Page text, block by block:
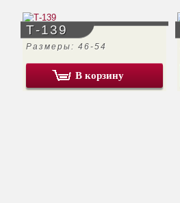
Т-139
Размеры: 46-54
В корзину